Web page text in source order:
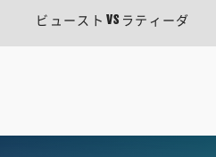
ビュースト VS ラティーダ